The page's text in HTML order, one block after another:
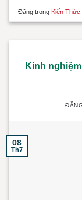
Đăng trong Kiến
Kinh
08
Th7